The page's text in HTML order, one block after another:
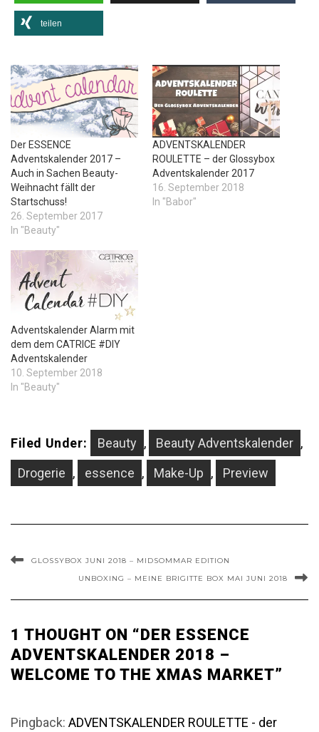
teilen
Der ESSENCE
Adventskalender 2017 –
Auch in Sachen Beauty-
Weihnacht fällt der
Startschuss!
26. September 2017
In "Beauty"
ADVENTSKALENDER
ROULETTE – der Glossybox
Adventskalender 2017
16. September 2018
In "Babor"
Adventskalender Alarm mit
dem dem CATRICE #DIY
Adventskalender
10. September 2018
In "Beauty"
Filed Under: Beauty , Beauty Adventskalender ,
Drogerie , essence , Make-Up , Preview
GLOSSYBOX JUNI 2018 – MIDSOMMAR EDITION
UNBOXING – MEINE BRIGITTE BOX MAI JUNI 2018
1 THOUGHT ON “DER ESSENCE
ADVENTSKALENDER 2018 –
WELCOME TO THE XMAS MARKET”
Pingback: ADVENTSKALENDER ROULETTE - der